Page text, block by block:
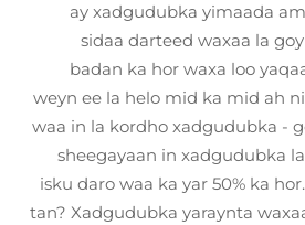
ay xadgudubka yimaada
sidaa darteed waxaa la
badan ka hor waxa loo
weyn ee la helo mid ka mid ah
waa in la kordho xadgudubka -
sheegayaan in xadgudubka
isku daro waa ka yar 50% ka
tan? Xadgudubka yaraynta